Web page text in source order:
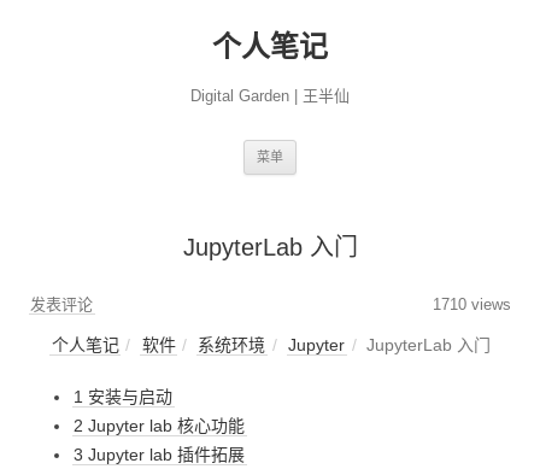
个人笔记
Digital Garden | 王半仙
菜单
JupyterLab 入门
发表评论 1710 views
个人笔记 软件 系统环境 Jupyter JupyterLab 入门
1 安装与启动
2 Jupyter lab 核心功能
3 Jupyter lab 插件拓展